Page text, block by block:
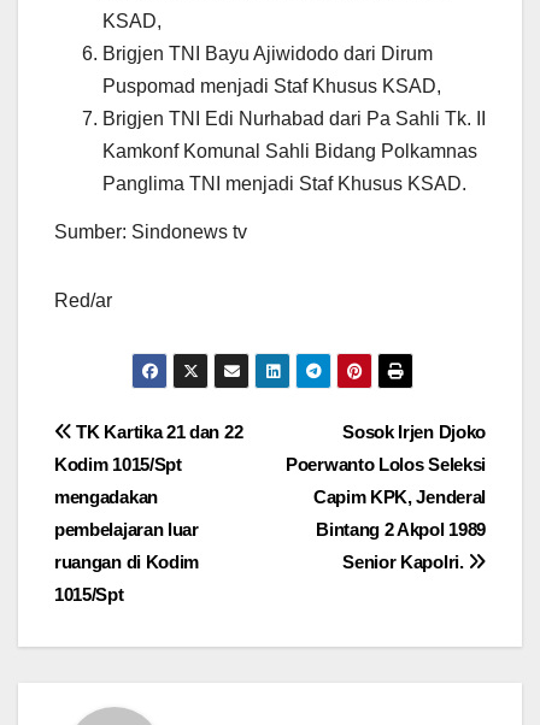
KSAD,
Brigjen TNI Bayu Ajiwidodo dari Dirum
Puspomad menjadi Staf Khusus KSAD,
Brigjen TNI Edi Nurhabad dari Pa Sahli Tk. II
Kamkonf Komunal Sahli Bidang Polkamnas
Panglima TNI menjadi Staf Khusus KSAD.
Sumber: Sindonews tv
Red/ar
Navigasi
pos
Sosok Irjen Djoko
Poerwanto Lolos Seleksi
Capim KPK, Jenderal
Bintang 2 Akpol 1989
Senior Kapolri.
TK Kartika 21 dan 22
Kodim 1015/Spt
mengadakan
pembelajaran luar
ruangan di Kodim
1015/Spt